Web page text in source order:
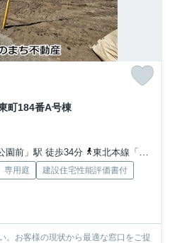
町184番A号棟
園前」駅 徒歩34分
東北本線「宇都宮」駅 徒歩40分
専用庭
建設住宅性能評価書付
。お客様の現状から最適な窓口をご提